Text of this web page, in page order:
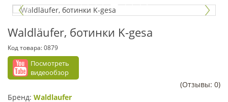
Waldläufer, ботинки K-gesa
Код товара:0879
Посмотреть
видеообзор
(Отзывы: 0)
Бренд: Waldlaufer